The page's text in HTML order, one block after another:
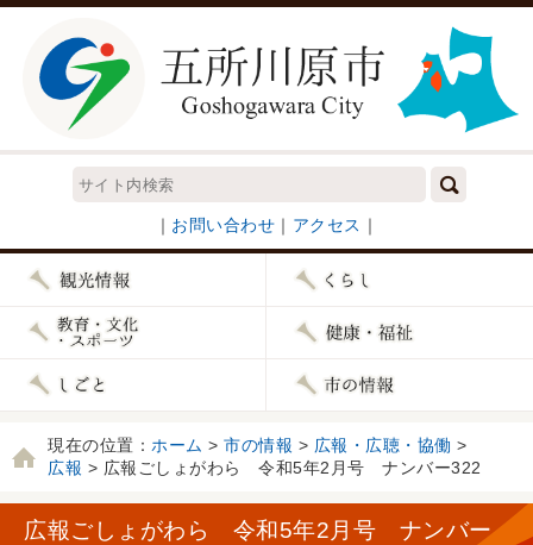
｜ お問い合わせ ｜ アクセス ｜
現在の位置： ホーム > 市の情報 > 広報・広聴・協働 >
広報 > 広報ごしょがわら 令和5年2月号 ナンバー322
広報ごしょがわら 令和5年2月号 ナンバー